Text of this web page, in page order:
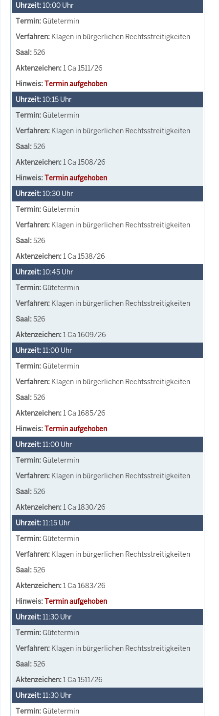
10:00 Uhr
Gütetermin
Klagen in bürgerlichen Rechtsstreitigkeiten
526
1 Ca 1511/26
Termin aufgehoben
10:15 Uhr
Gütetermin
Klagen in bürgerlichen Rechtsstreitigkeiten
526
1 Ca 1508/26
Termin aufgehoben
10:30 Uhr
Gütetermin
Klagen in bürgerlichen Rechtsstreitigkeiten
526
1 Ca 1538/26
10:45 Uhr
Gütetermin
Klagen in bürgerlichen Rechtsstreitigkeiten
526
1 Ca 1609/26
11:00 Uhr
Gütetermin
Klagen in bürgerlichen Rechtsstreitigkeiten
526
1 Ca 1685/26
Termin aufgehoben
11:00 Uhr
Gütetermin
Klagen in bürgerlichen Rechtsstreitigkeiten
526
1 Ca 1830/26
11:15 Uhr
Gütetermin
Klagen in bürgerlichen Rechtsstreitigkeiten
526
1 Ca 1683/26
Termin aufgehoben
11:30 Uhr
Gütetermin
Klagen in bürgerlichen Rechtsstreitigkeiten
526
1 Ca 1511/26
11:30 Uhr
Gütetermin